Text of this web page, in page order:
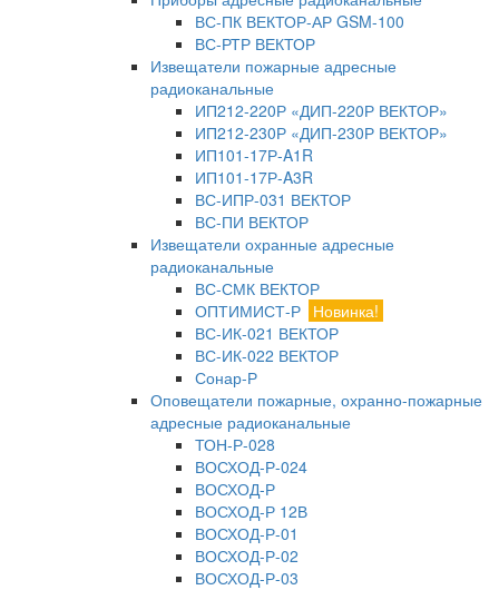
ВС-ПК ВЕКТОР-АР GSM-100
ВС-РТР ВЕКТОР
Извещатели пожарные адресные
радиоканальные
ИП212-220Р «ДИП-220Р ВЕКТОР»
ИП212-230Р «ДИП-230Р ВЕКТОР»
ИП101-17Р-A1R
ИП101-17Р-A3R
ВС-ИПР-031 ВЕКТОР
ВС-ПИ ВЕКТОР
Извещатели охранные адресные
радиоканальные
ВС-СМК ВЕКТОР
ОПТИМИСТ-Р Новинка!
ВС-ИК-021 ВЕКТОР
ВС-ИК-022 ВЕКТОР
Сонар-Р
Оповещатели пожарные, охранно-пожарные
адресные радиоканальные
ТОН-Р-028
ВОСХОД-Р-024
ВОСХОД-Р
ВОСХОД-Р 12В
ВОСХОД-Р-01
ВОСХОД-Р-02
ВОСХОД-Р-03